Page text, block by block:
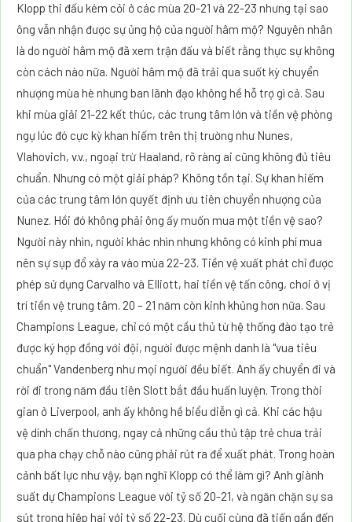
Klopp thi đấu kém cỏi ở các mùa 20-21 và 22-23 nhưng tại sao
ông vẫn nhận được sự ủng hộ của người hâm mộ? Nguyên nhân
là do người hâm mộ đã xem trận đấu và biết rằng thực sự không
còn cách nào nữa. Người hâm mộ đã trải qua suốt kỳ chuyển
nhượng mùa hè nhưng ban lãnh đạo không hề hỗ trợ gì cả. Sau
khi mùa giải 21-22 kết thúc, các trung tâm lớn và tiền vệ phòng
ngự lúc đó cực kỳ khan hiếm trên thị trường như Nunes,
Vlahovich, v.v., ngoại trừ Haaland, rõ ràng ai cũng không đủ tiêu
chuẩn. Nhưng có một giải pháp? Không tồn tại. Sự khan hiếm
của các trung tâm lớn quyết định ưu tiên chuyển nhượng của
Nunez. Hồi đó không phải ông ấy muốn mua một tiền vệ sao?
Người này nhìn, người khác nhìn nhưng không có kinh phí mua
nên sự sụp đổ xảy ra vào mùa 22-23. Tiền vệ xuất phát chỉ được
phép sử dụng Carvalho và Elliott, hai tiền vệ tấn công, chơi ở vị
trí tiền vệ trung tâm. 20 – 21 năm còn kinh khủng hơn nữa. Sau
Champions League, chỉ có một cầu thủ từ hệ thống đào tạo trẻ
được ký hợp đồng với đội, người được mệnh danh là "vua tiêu
chuẩn" Vandenberg như mọi người đều biết. Anh ấy chuyển đi và
rời đi trong năm đầu tiên Slott bắt đầu huấn luyện. Trong thời
gian ở Liverpool, anh ấy không hề biểu diễn gì cả. Khi các hậu
vệ dính chấn thương, ngay cả những cầu thủ tập trẻ chưa trải
qua pha chạy chỗ nào cũng phải rút ra để xuất phát. Trong hoàn
cảnh bất lực như vậy, bạn nghĩ Klopp có thể làm gì? Anh giành
suất dự Champions League với tỷ số 20-21, và ngăn chặn sự sa
sút trong hiệp hai với tỷ số 22-23. Dù cuối cùng đã tiến gần đến